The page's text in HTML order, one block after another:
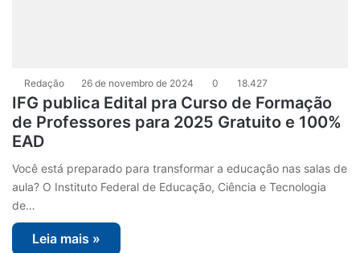
Redação 26 de novembro de 2024 0 18.427
IFG publica Edital pra Curso de Formação
de Professores para 2025 Gratuito e 100%
EAD
Você está preparado para transformar a educação nas salas de
aula? O Instituto Federal de Educação, Ciência e Tecnologia
de…
Leia mais »